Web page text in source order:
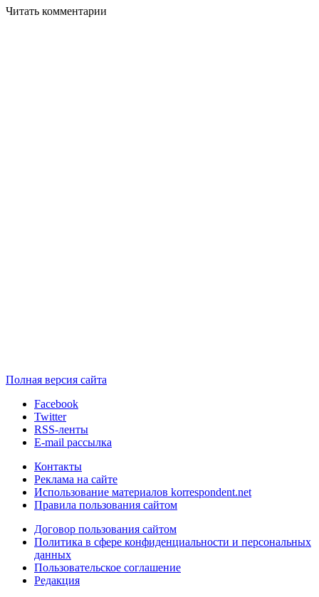
Читать комментарии
Полная версия сайта
Facebook
Twitter
RSS-ленты
E-mail рассылка
Контакты
Реклама на сайте
Использование материалов korrespondent.net
Правила пользования сайтом
Договор пользования сайтом
Политика в сфере конфиденциальности и персональных
данных
Пользовательское соглашение
Редакция